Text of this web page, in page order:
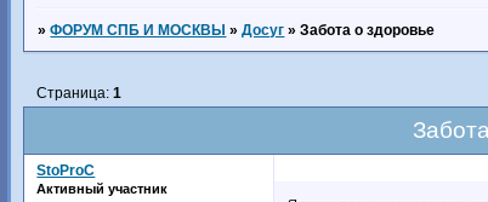
»ФОРУМ СПБ И МОСКВЫ »Досуг »Забота о здоровье
Страница:1
StoProC
Активный участник